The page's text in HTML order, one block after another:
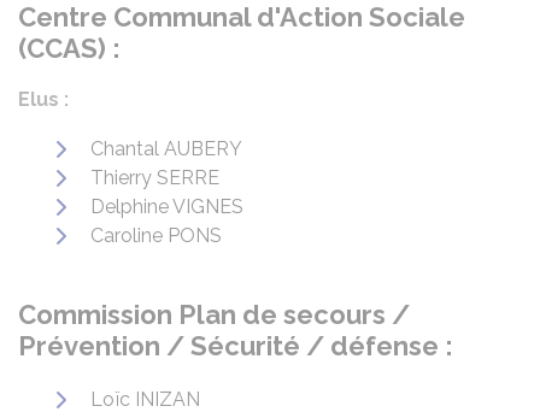
Centre Communal d'Action Sociale
(CCAS) :
Elus :
Chantal AUBERY
Thierry SERRE
Delphine VIGNES
Caroline PONS
Commission Plan de secours /
Prévention / Sécurité / défense :
Loïc INIZAN